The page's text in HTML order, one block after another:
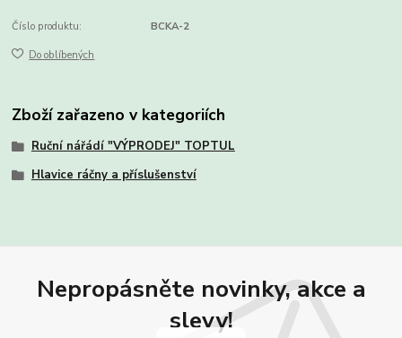
Číslo produktu: BCKA-2
Do oblíbených
Zboží zařazeno v kategoriích
Ruční nářádí "VÝPRODEJ" TOPTUL
Hlavice ráčny a příslušenství
Nepropásněte novinky, akce a
slevy!